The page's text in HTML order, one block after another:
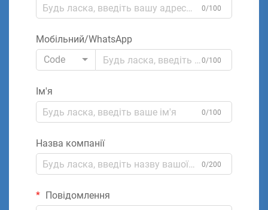
0/100
Мобільний/WhatsApp
Code
0/100
Ім'я
0/100
Назва компанії
0/200
Повідомлення